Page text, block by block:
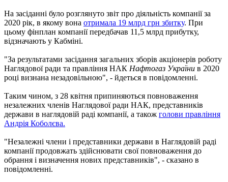
На засіданні було розглянуто звіт про діяльність компанії за
2020 рік, в якому вона отримала 19 млрд грн збитку. При
цьому фінплан компанії передбачав 11,5 млрд прибутку,
відзначають у Кабміні.
"За результатами засідання загальних зборів акціонерів роботу
Наглядової ради та правління НАК Нафтогаз України в 2020
році визнана незадовільною", - йдеться в повідомленні.
Таким чином, з 28 квітня припиняються повноваження
незалежних членів Наглядової ради НАК, представників
держави в наглядовій раді компанії, а також голови правління
Андрія Коболєва.
"Незалежні члени і представники держави в Наглядовій раді
компанії продовжать здійснювати свої повноваження до
обрання і визначення нових представників", - сказано в
повідомленні.